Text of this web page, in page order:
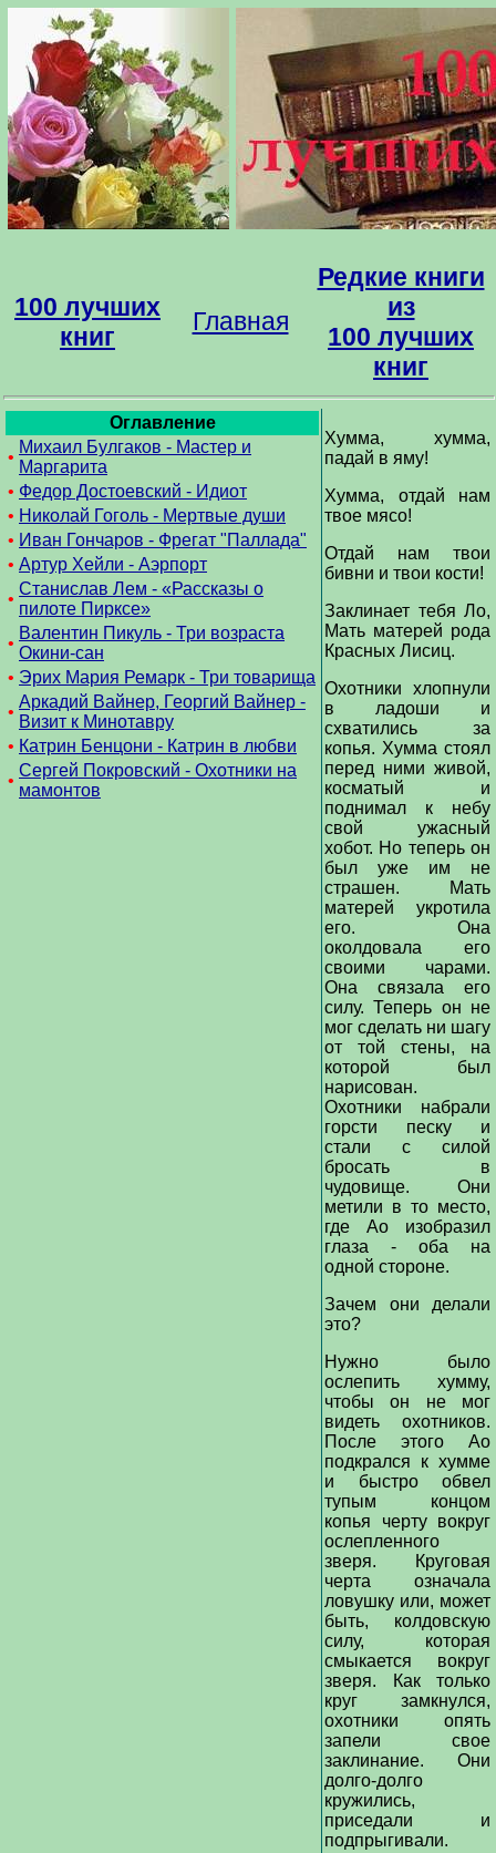
100 лучших
книг
Главная
Редкие книги
из
100 лучших
книг
Оглавление
•
Михаил Булгаков - Мастер и
Маргарита
• Федор Достоевский - Идиот
• Николай Гоголь - Мертвые души
• Иван Гончаров - Фрегат "Паллада"
• Артур Хейли - Аэрпорт
•
Станислав Лем - «Рассказы о
пилоте Пирксе»
•
Валентин Пикуль - Три возраста
Окини-сан
• Эрих Мария Ремарк - Три товарища
•
Аркадий Вайнер, Георгий Вайнер -
Визит к Минотавру
• Катрин Бенцони - Катрин в любви
•
Сергей Покровский - Охотники на
мамонтов
Хумма, хумма,
падай в яму!
Хумма, отдай нам
твое мясо!
Отдай нам твои
бивни и твои кости!
Заклинает тебя Ло,
Мать матерей рода
Красных Лисиц.
Охотники хлопнули
в ладоши и
схватились за
копья. Хумма стоял
перед ними живой,
косматый и
поднимал к небу
свой ужасный
хобот. Но теперь он
был уже им не
страшен. Мать
матерей укротила
его. Она
околдовала его
своими чарами.
Она связала его
силу. Теперь он не
мог сделать ни шагу
от той стены, на
которой был
нарисован.
Охотники набрали
горсти песку и
стали с силой
бросать в
чудовище. Они
метили в то место,
где Ао изобразил
глаза - оба на
одной стороне.
Зачем они делали
это?
Нужно было
ослепить хумму,
чтобы он не мог
видеть охотников.
После этого Ао
подкрался к хумме
и быстро обвел
тупым концом
копья черту вокруг
ослепленного
зверя. Круговая
черта означала
ловушку или, может
быть, колдовскую
силу, которая
смыкается вокруг
зверя. Как только
круг замкнулся,
охотники опять
запели свое
заклинание. Они
долго-долго
кружились,
приседали и
подпрыгивали.